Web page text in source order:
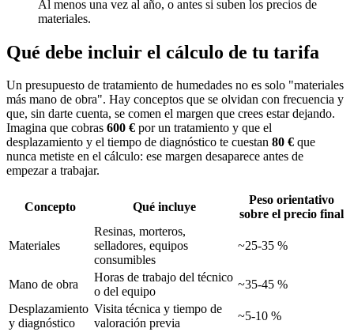
Al menos una vez al año, o antes si suben los precios de
materiales.
Qué debe incluir el cálculo de tu tarifa
Un presupuesto de tratamiento de humedades no es solo "materiales
más mano de obra". Hay conceptos que se olvidan con frecuencia y
que, sin darte cuenta, se comen el margen que crees estar dejando.
Imagina que cobras 600 € por un tratamiento y que el
desplazamiento y el tiempo de diagnóstico te cuestan 80 € que
nunca metiste en el cálculo: ese margen desaparece antes de
empezar a trabajar.
Concepto Qué incluye
Peso orientativo
sobre el precio final
Materiales
Resinas, morteros,
selladores, equipos
consumibles
~25-35 %
Mano de obra
Horas de trabajo del técnico
o del equipo
~35-45 %
Desplazamiento
y diagnóstico
Visita técnica y tiempo de
valoración previa
~5-10 %